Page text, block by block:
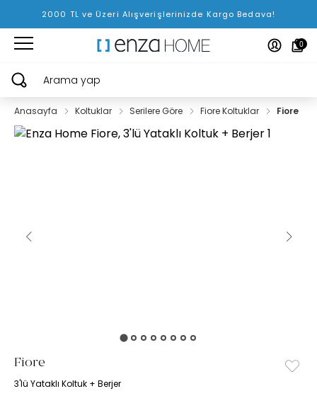
2000 TL ve Üzeri Alışverişlerinizde Kargo Bedava!
0
Arama yap
Anasayfa Koltuklar Serilere Göre Fiore Koltuklar Fiore
Fiore
3'lü Yataklı Koltuk + Berjer